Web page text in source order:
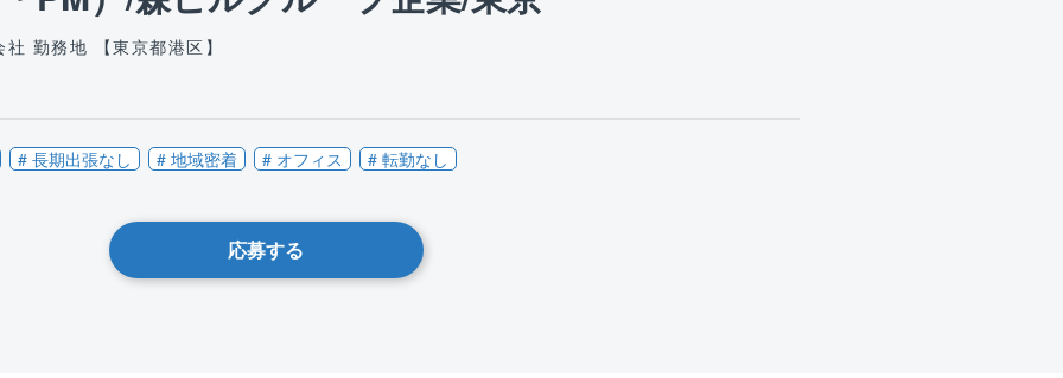
社 勤務地 【東京都港区】
# 長期出張なし # 地域密着 # オフィス # 転勤なし
応募する